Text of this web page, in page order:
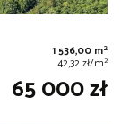
1 536,00 m2
42,32 zł/m2
65 000 zł